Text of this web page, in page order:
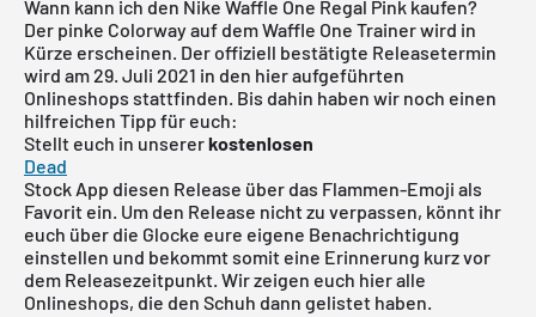
Wann kann ich den Nike Waffle One Regal Pink kaufen?
Der pinke Colorway auf dem Waffle One Trainer wird in
Kürze erscheinen. Der offiziell bestätigte Releasetermin
wird am 29. Juli 2021 in den hier aufgeführten
Onlineshops stattfinden. Bis dahin haben wir noch einen
hilfreichen Tipp für euch:
Stellt euch in unsererkostenlosen
Dead
Stock App diesen Release über das Flammen-Emoji als
Favorit ein. Um den Release nicht zu verpassen, könnt ihr
euch über die Glocke eure eigene Benachrichtigung
einstellen und bekommt somit eine Erinnerung kurz vor
dem Releasezeitpunkt. Wir zeigen euch hier alle
Onlineshops, die den Schuh dann gelistet haben.